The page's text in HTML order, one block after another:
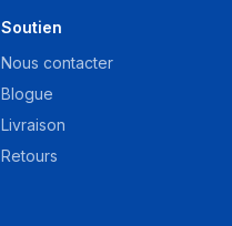
Soutien
Nous contacter
Blogue
Livraison
Retours